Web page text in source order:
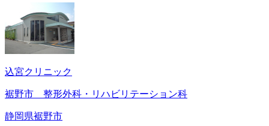
込宮クリニック
裾野市 整形外科・リハビリテーション科
静岡県裾野市